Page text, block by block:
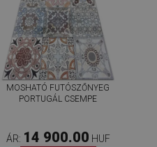
MOSHATÓ FUTÓSZŐNYEG
PORTUGÁL CSEMPE
ÁR: 14 900.00 HUF